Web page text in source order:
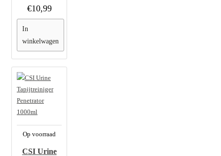
€10,99
In
winkelwagen
Op voorraad
CSI Urine